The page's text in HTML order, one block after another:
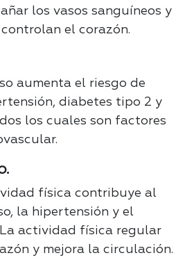
los vasos sanguíneos y
el corazón.
aumenta el riesgo de
diabetes tipo 2 y
los cuales son factores
física contribuye al
la hipertensión y el
actividad física regular
y mejora la circulación.